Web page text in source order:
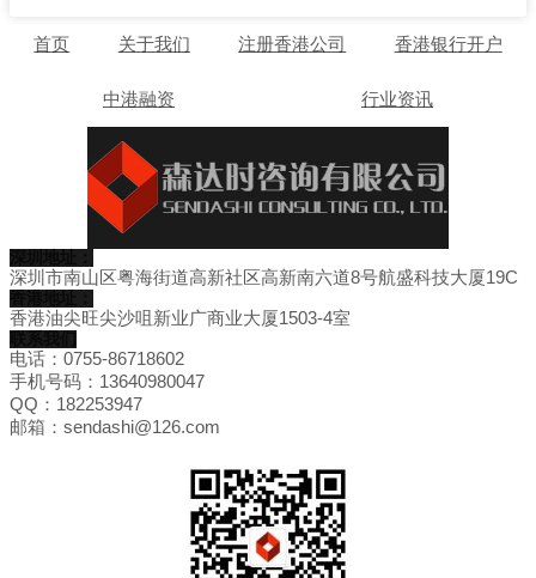
首页 关于我们 注册香港公司 香港银行开户
中港融资 行业资讯
深圳市南山区粤海街道高新社区高新南六道8号航盛科技大厦19C
香港油尖旺尖沙咀新业广商业大厦1503-4室
电话：0755-86718602
手机号码：13640980047
QQ：182253947
邮箱：sendashi@126.com